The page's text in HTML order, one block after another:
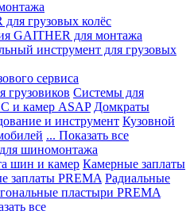
грузовых колёс
GAITHER для монтажа
инструмент для грузовых
сервиса
грузовиков Системы для
и камер ASAP Домкраты
и инструмент Кузовной
... Показать все
шиномонтажа
шин и камер Камерные заплаты
заплаты PREMA Радиальные
пластыри PREMA
все